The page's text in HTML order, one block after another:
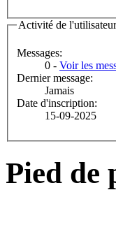
Activité de l'utilisateur
Messages:
0 - Voir les
Dernier message:
Jamais
Date d'inscription:
15-09-2025
Pied de